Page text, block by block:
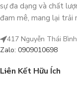
sự đa dạng và chất
đam mê, mang lại trải
417 Nguyễn Thái
Zalo: 0909010698
Liên Kết Hữu Ích